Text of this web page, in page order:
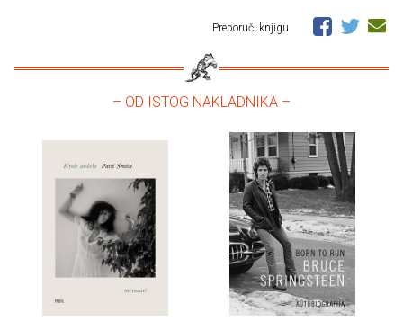
Preporuči knjigu
– OD ISTOG NAKLADNIKA –